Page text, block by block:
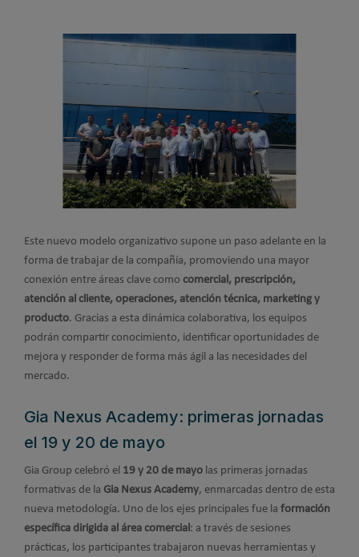
Este nuevo modelo organizativo supone un paso adelante en la
forma de trabajar de la compañía, promoviendo una mayor
conexión entre áreas clave como comercial, prescripción,
atención al cliente, operaciones, atención técnica, marketing y
producto. Gracias a esta dinámica colaborativa, los equipos
podrán compartir conocimiento, identificar oportunidades de
mejora y responder de forma más ágil a las necesidades del
mercado.
Gia Nexus Academy: primeras jornadas
el 19 y 20 de mayo
Gia Group celebró el 19 y 20 de mayo las primeras jornadas
formativas de la Gia Nexus Academy, enmarcadas dentro de esta
nueva metodología. Uno de los ejes principales fue la formación
específica dirigida al área comercial : a través de sesiones
prácticas, los participantes trabajaron nuevas herramientas y